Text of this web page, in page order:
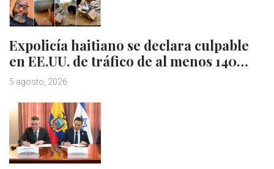
Expolicía haitiano se declara culpable
en EE.UU. de tráfico de al menos 140…
5 agosto, 2026